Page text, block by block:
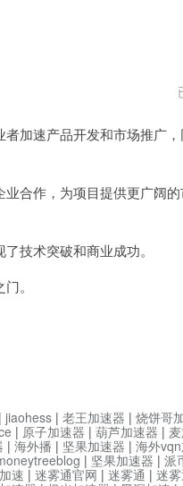
加
加速产品开发和市场推广
合作，为项目提供更广阔的
技术突破和商业成功。
。
| jiaohess | 老王加速器 | 烧饼哥
| 原子加速器 | 葫芦加速器 |
| 海外播 | 坚果加速器 | 海外
| 坚果加速器 | 派
速 | 迷雾通官网 | 迷雾通 | 迷